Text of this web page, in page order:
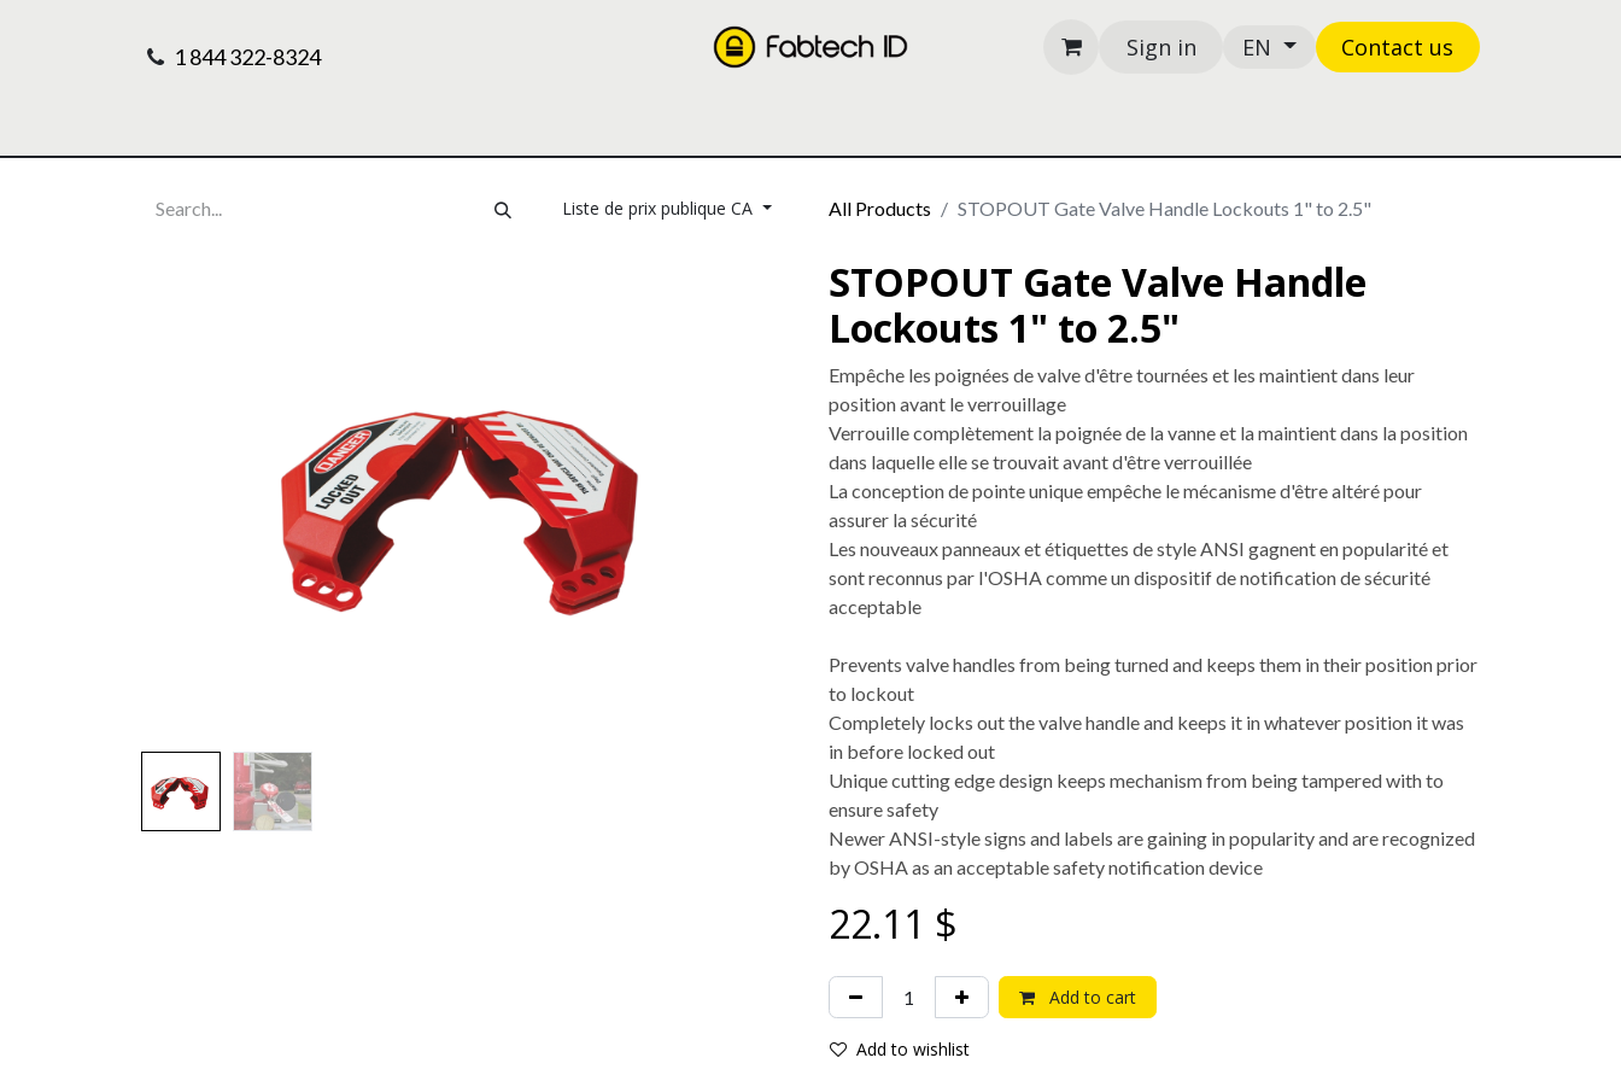
1 844 322-8324 Sign in EN Contact us
Liste de prix publique CA All Products STOPOUT Gate Valve Handle Lockouts 1" to 2.5"
STOPOUT Gate Valve Handle
Lockouts 1" to 2.5"
Empêche les poignées de valve d'être tournées et les maintient dans leur
position avant le verrouillage
Verrouille complètement la poignée de la vanne et la maintient dans la position
dans laquelle elle se trouvait avant d'être verrouillée
La conception de pointe unique empêche le mécanisme d'être altéré pour
assurer la sécurité
Les nouveaux panneaux et étiquettes de style ANSI gagnent en popularité et
sont reconnus par l'OSHA comme un dispositif de notification de sécurité
acceptable
Prevents valve handles from being turned and keeps them in their position prior
to lockout
Completely locks out the valve handle and keeps it in whatever position it was
in before locked out
Unique cutting edge design keeps mechanism from being tampered with to
ensure safety
Newer ANSI-style signs and labels are gaining in popularity and are recognized
by OSHA as an acceptable safety notification device
22.11 $
Add to cart
Add to wishlist